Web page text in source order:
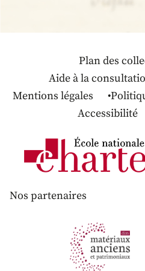
Plan des
Aide à la
Mentions légales
Accessibilité
Nos partenaires